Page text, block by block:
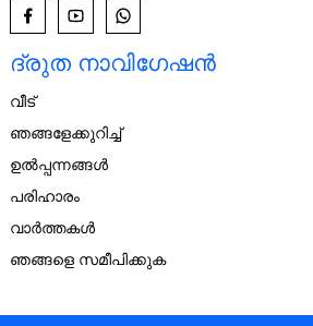
ദ്രുത നാവിഗേഷൻ
വീട്
ഞങ്ങളേക്കുറിച്ച്
ഉൽപ്പന്നങ്ങൾ
പരിഹാരം
വാർത്തകൾ
ഞങ്ങളെ സമീപിക്കുക